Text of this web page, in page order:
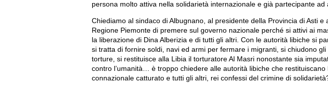
persona molto attiva nella solidarietà internazionale e già partecipante ad
Chiediamo al sindaco di Albugnano, al presidente della Provincia di Asti e
Regione Piemonte di premere sul governo nazionale perché si attivi ai
la liberazione di Dina Alberizia e di tutti gli altri. Con le autorità libiche si
si tratta di fornire soldi, navi ed armi per fermare i migranti, si chiudono
torture, si restituisce alla Libia il torturatore Al Masri nonostante sia
contro l’umanità… è troppo chiedere alle autorità libiche che restituiscano
connazionale catturato e tutti gli altri, rei confessi del crimine di